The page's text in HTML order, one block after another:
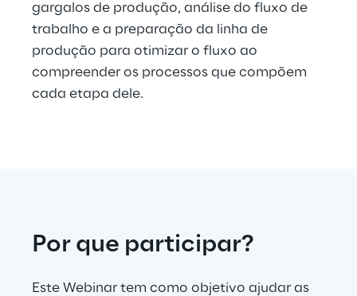
Quantum Computing
Robotics & Autonomous Things
Social Media
3D & Mixed Reality
gargalos de produção, análise do fluxo de
trabalho e a preparação da linha de
produção para otimizar o fluxo ao
compreender os processos que compõem
cada etapa dele.
Por que participar?
Este Webinar tem como objetivo ajudar as